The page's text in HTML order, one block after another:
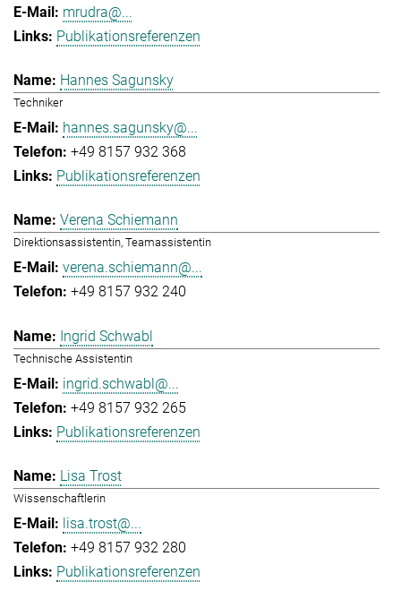
mrudra@...
Publikationsreferenzen
Hannes Sagunsky
Techniker
hannes.sagunsky@...
+49 8157 932 368
Publikationsreferenzen
Verena Schiemann
Direktionsassistentin, Teamassistentin
verena.schiemann@...
+49 8157 932 240
Ingrid Schwabl
Technische Assistentin
ingrid.schwabl@...
+49 8157 932 265
Publikationsreferenzen
Lisa Trost
Wissenschaftlerin
lisa.trost@...
+49 8157 932 280
Publikationsreferenzen